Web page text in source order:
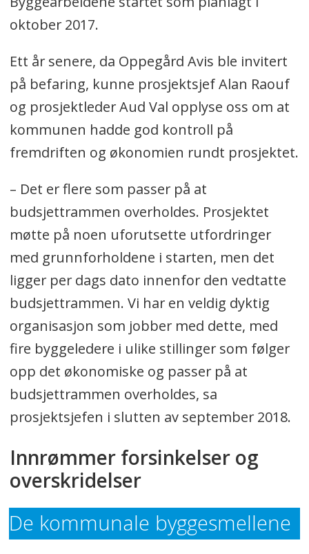
oktober 2017.
Ett år senere, da Oppegård Avis ble invitert
på befaring, kunne prosjektsjef Alan Raouf
og prosjektleder Aud Val opplyse oss om at
kommunen hadde god kontroll på
fremdriften og økonomien rundt prosjektet.
– Det er flere som passer på at
budsjettrammen overholdes. Prosjektet
møtte på noen uforutsette utfordringer
med grunnforholdene i starten, men det
ligger per dags dato innenfor den vedtatte
budsjettrammen. Vi har en veldig dyktig
organisasjon som jobber med dette, med
fire byggeledere i ulike stillinger som følger
opp det økonomiske og passer på at
budsjettrammen overholdes, sa
prosjektsjefen i slutten av september 2018.
Innrømmer forsinkelser og
overskridelser
De kommunale byggesmellene